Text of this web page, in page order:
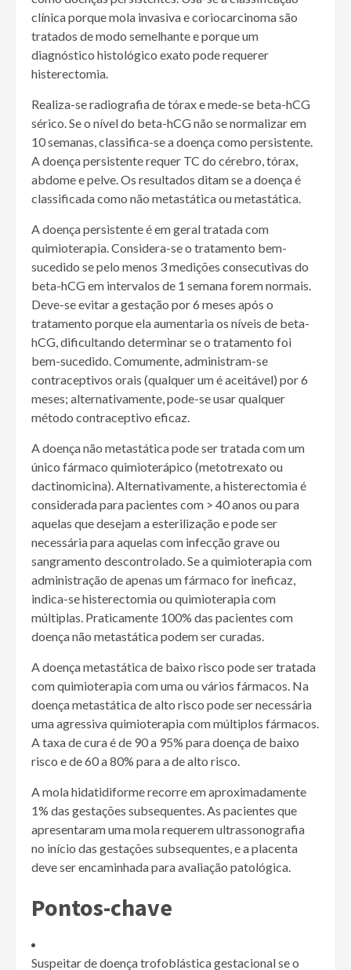
clínica porque mola invasiva e coriocarcinoma são
tratados de modo semelhante e porque um
diagnóstico histológico exato pode requerer
histerectomia.
Realiza-se radiografia de tórax e mede-se beta-hCG
sérico. Se o nível do beta-hCG não se normalizar em
10 semanas, classifica-se a doença como persistente.
A doença persistente requer TC do cérebro, tórax,
abdome e pelve. Os resultados ditam se a doença é
classificada como não metastática ou metastática.
A doença persistente é em geral tratada com
quimioterapia. Considera-se o tratamento bem-
sucedido se pelo menos 3 medições consecutivas do
beta-hCG em intervalos de 1 semana forem normais.
Deve-se evitar a gestação por 6 meses após o
tratamento porque ela aumentaria os níveis de beta-
hCG, dificultando determinar se o tratamento foi
bem-sucedido. Comumente, administram-se
contraceptivos orais (qualquer um é aceitável) por 6
meses; alternativamente, pode-se usar qualquer
método contraceptivo eficaz.
A doença não metastática pode ser tratada com um
único fármaco quimioterápico (metotrexato ou
dactinomicina). Alternativamente, a histerectomia é
considerada para pacientes com > 40 anos ou para
aquelas que desejam a esterilização e pode ser
necessária para aquelas com infecção grave ou
sangramento descontrolado. Se a quimioterapia com
administração de apenas um fármaco for ineficaz,
indica-se histerectomia ou quimioterapia com
múltiplas. Praticamente 100% das pacientes com
doença não metastática podem ser curadas.
A doença metastática de baixo risco pode ser tratada
com quimioterapia com uma ou vários fármacos. Na
doença metastática de alto risco pode ser necessária
uma agressiva quimioterapia com múltiplos fármacos.
A taxa de cura é de 90 a 95% para doença de baixo
risco e de 60 a 80% para a de alto risco.
A mola hidatidiforme recorre em aproximadamente
1% das gestações subsequentes. As pacientes que
apresentaram uma mola requerem ultrassonografia
no início das gestações subsequentes, e a placenta
deve ser encaminhada para avaliação patológica.
Pontos-chave
Suspeitar de doença trofoblástica gestacional se o